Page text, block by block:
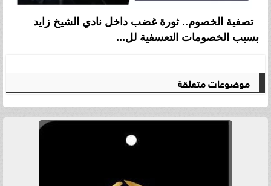
تصفية الخصوم.. ثورة غضب داخل نادي الشيخ زايد
بسبب الخصومات التعسفية لل...
موضوعات متعلقة